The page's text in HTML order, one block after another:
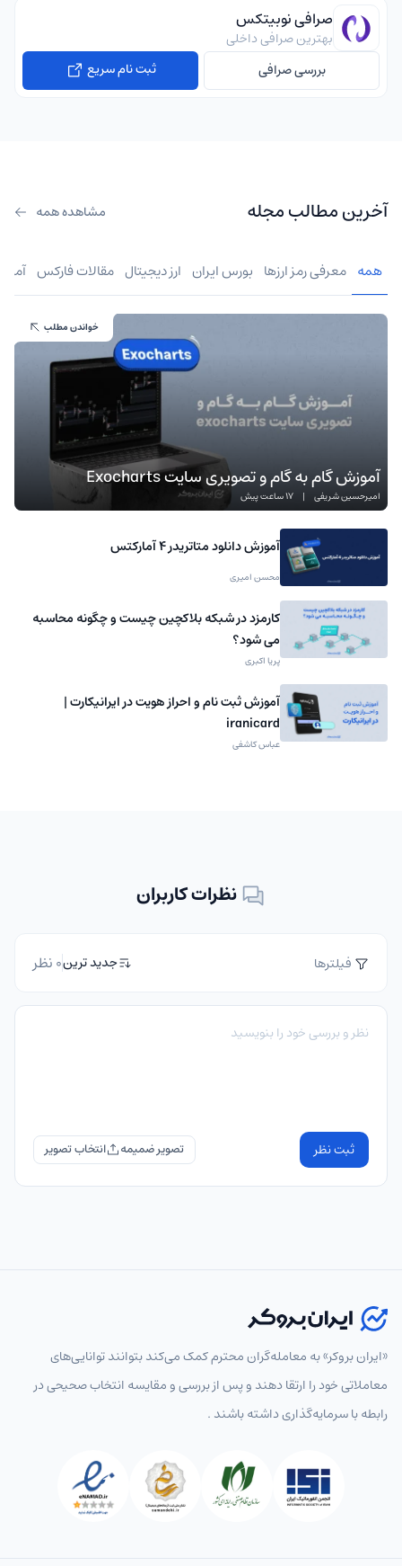
صرافی نوبیتکس
بهترین صرافی داخلی
بررسی صرافی
ثبت نام سریع
آخرین مطالب مجله مشاهده همه
همه معرفی رمز ارزها بورس ایران ارز دیجیتال مقالات فارکس
آموزش گام به گام و تصویری سایت Exocharts
امیرحسین شریفی | 17 ساعت پیش
خواندن مطلب
آموزش دانلود متاتریدر 4 آمارکتس
محسن امیری
کارمزد در شبکه بلاکچین چیست و چگونه محاسبه
می شود؟
پریا اکبری
آموزش ثبت نام و احراز هویت در ایرانیکارت |
iranicard
عباس کاشفی
نظرات کاربران
فیلترها جدید ترین0 نظر
ثبت نظر تصویر ضمیمه
«ایران بروکر» به معامله‌گران محترم کمک می‌کند بتوانند توانایی‌های
معاملاتی خود را ارتقا دهند و پس از بررسی و مقایسه انتخاب‌ صحیحی در
رابطه با سرمایه‌گذاری داشته باشند .